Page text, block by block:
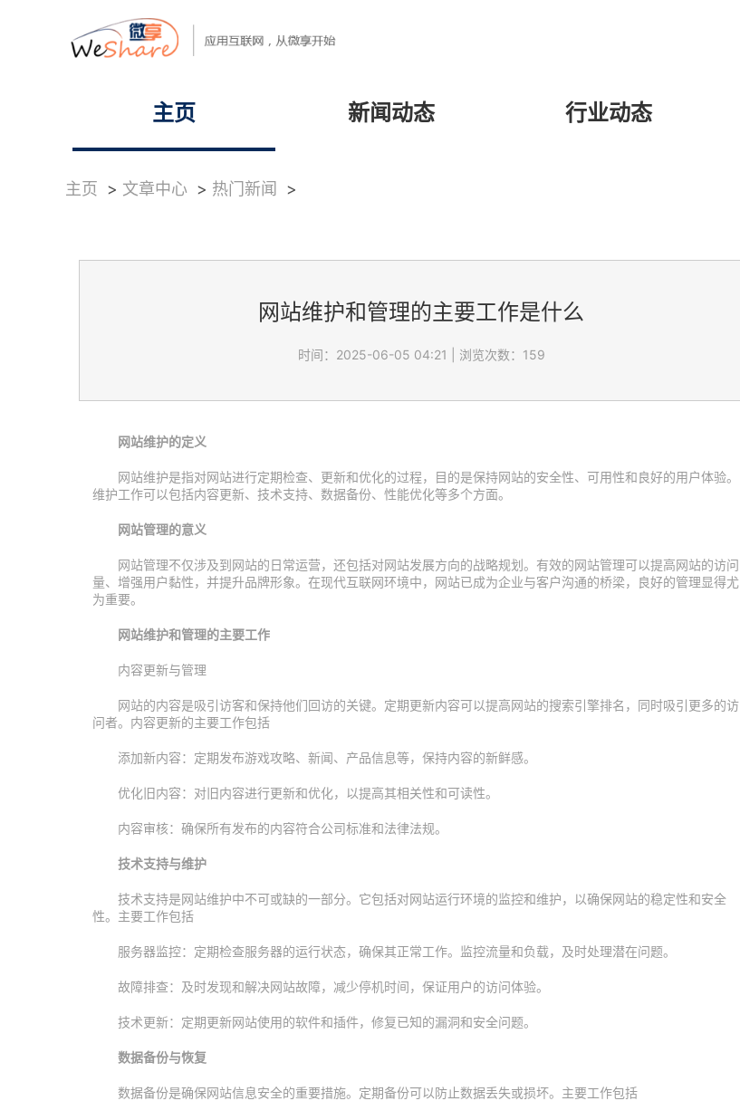
主页 新闻动态 行业动态
主页 > 文章中心 > 热门新闻 >
网站维护和管理的主要工作是什么
时间：2025-06-05 04:21 浏览次数：159
网站维护的定义
网站维护是指对网站进行定期检查、更新和优化的过程，目的是保持网站的安全性、可用性和良好的用户体验。
维护工作可以包括内容更新、技术支持、数据备份、性能优化等多个方面。
网站管理的意义
网站管理不仅涉及到网站的日常运营，还包括对网站发展方向的战略规划。有效的网站管理可以提高网站的访问
量、增强用户黏性，并提升品牌形象。在现代互联网环境中，网站已成为企业与客户沟通的桥梁，良好的管理显得尤
为重要。
网站维护和管理的主要工作
内容更新与管理
网站的内容是吸引访客和保持他们回访的关键。定期更新内容可以提高网站的搜索引擎排名，同时吸引更多的访
问者。内容更新的主要工作包括
添加新内容：定期发布游戏攻略、新闻、产品信息等，保持内容的新鲜感。
优化旧内容：对旧内容进行更新和优化，以提高其相关性和可读性。
内容审核：确保所有发布的内容符合公司标准和法律法规。
技术支持与维护
技术支持是网站维护中不可或缺的一部分。它包括对网站运行环境的监控和维护，以确保网站的稳定性和安全
性。主要工作包括
服务器监控：定期检查服务器的运行状态，确保其正常工作。监控流量和负载，及时处理潜在问题。
故障排查：及时发现和解决网站故障，减少停机时间，保证用户的访问体验。
技术更新：定期更新网站使用的软件和插件，修复已知的漏洞和安全问题。
数据备份与恢复
数据备份是确保网站信息安全的重要措施。定期备份可以防止数据丢失或损坏。主要工作包括